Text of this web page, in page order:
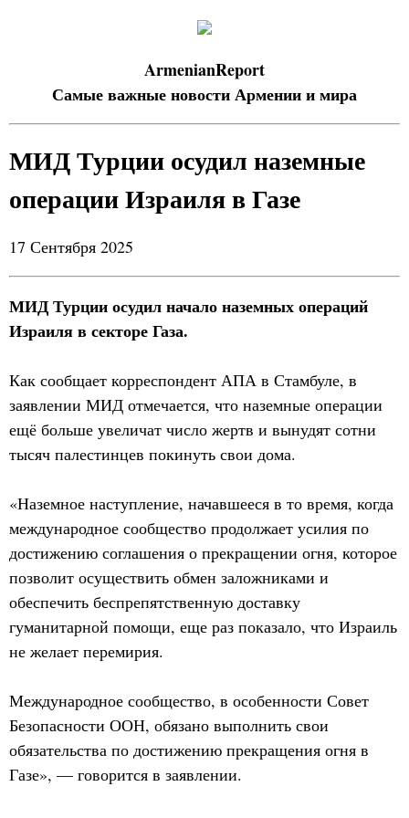
ArmenianReport
Самые важные новости Армении и мира
МИД Турции осудил наземные
операции Израиля в Газе
17 Сентября 2025
МИД Турции осудил начало наземных операций
Израиля в секторе Газа.
Как сообщает корреспондент АПА в Стамбуле, в
заявлении МИД отмечается, что наземные операции
ещё больше увеличат число жертв и вынудят сотни
тысяч палестинцев покинуть свои дома.
«Наземное наступление, начавшееся в то время, когда
международное сообщество продолжает усилия по
достижению соглашения о прекращении огня, которое
позволит осуществить обмен заложниками и
обеспечить беспрепятственную доставку
гуманитарной помощи, еще раз показало, что Израиль
не желает перемирия.
Международное сообщество, в особенности Совет
Безопасности ООН, обязано выполнить свои
обязательства по достижению прекращения огня в
Газе», — говорится в заявлении.